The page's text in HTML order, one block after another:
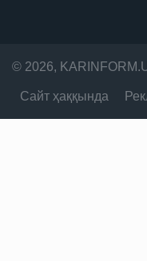
© 2026,
Сайт ҳаққында